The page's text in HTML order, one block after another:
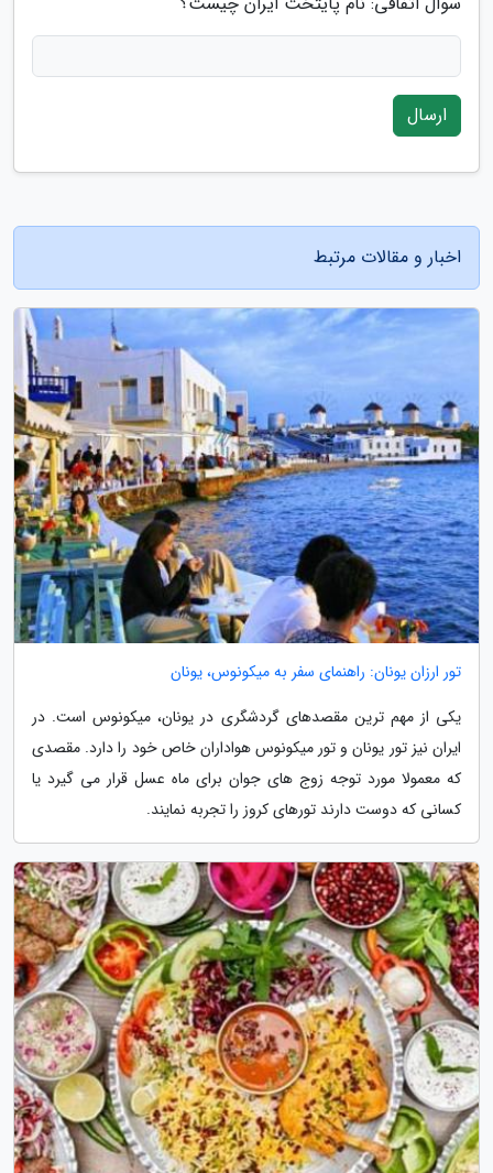
ارسال
اخبار و مقالات مرتبط
تور ارزان یونان: راهنمای سفر به میکونوس، یونان
یکی از مهم ترین مقصدهای گردشگری در یونان، میکونوس است. در
ایران نیز تور یونان و تور میکونوس هواداران خاص خود را دارد. مقصدی
که معمولا مورد توجه زوج های جوان برای ماه عسل قرار می گیرد یا
کسانی که دوست دارند تورهای کروز را تجربه نمایند.